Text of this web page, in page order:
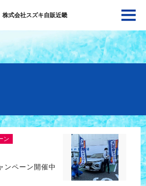
株式会社スズキ自販近畿
ン
ンペーン開催中